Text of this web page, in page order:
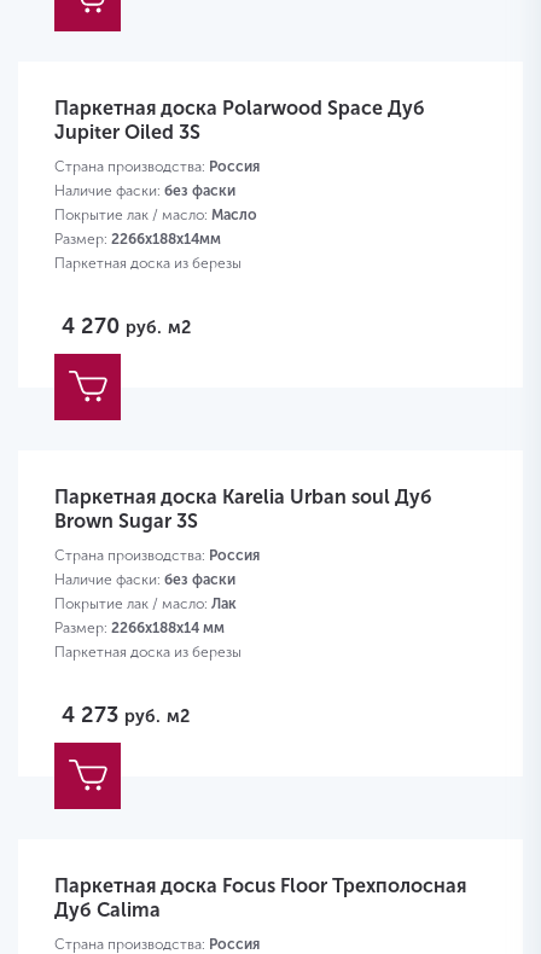
Паркетная доска Polarwood Space Дуб
Jupiter Oiled 3S
Страна производства: Россия
Наличие фаски: без фаски
Покрытие лак / масло: Масло
Размер: 2266х188х14мм
Паркетная доска из березы
4 270 руб. м2
Паркетная доска Karelia Urban soul Дуб
Brown Sugar 3S
Страна производства: Россия
Наличие фаски: без фаски
Покрытие лак / масло: Лак
Размер: 2266х188х14 мм
Паркетная доска из березы
4 273 руб. м2
Паркетная доска Focus Floor Трехполосная
Дуб Calima
Страна производства: Россия